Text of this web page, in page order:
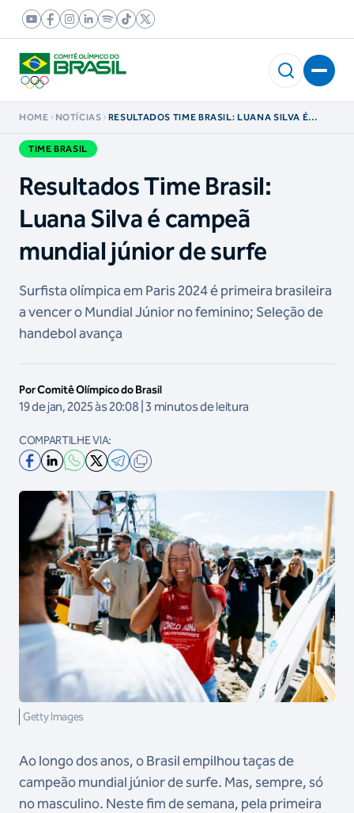
HOME NOTÍCIAS
RESULTADOS TIME BRASIL: LUANA SILVA É
TIME BRASIL
Resultados Time Brasil:
Luana Silva é campeã
mundial júnior de surfe
Surfista olímpica em Paris 2024 é primeira brasileira
a vencer o Mundial Júnior no feminino; Seleção de
handebol avança
Por Comitê Olímpico do Brasil
19 de jan, 2025 às 20:08 | 3 minutos de leitura
COMPARTILHE VIA:
Getty Images
Ao longo dos anos, o Brasil empilhou taças de
campeão mundial júnior de surfe. Mas, sempre, só
no masculino. Neste fim de semana, pela primeira